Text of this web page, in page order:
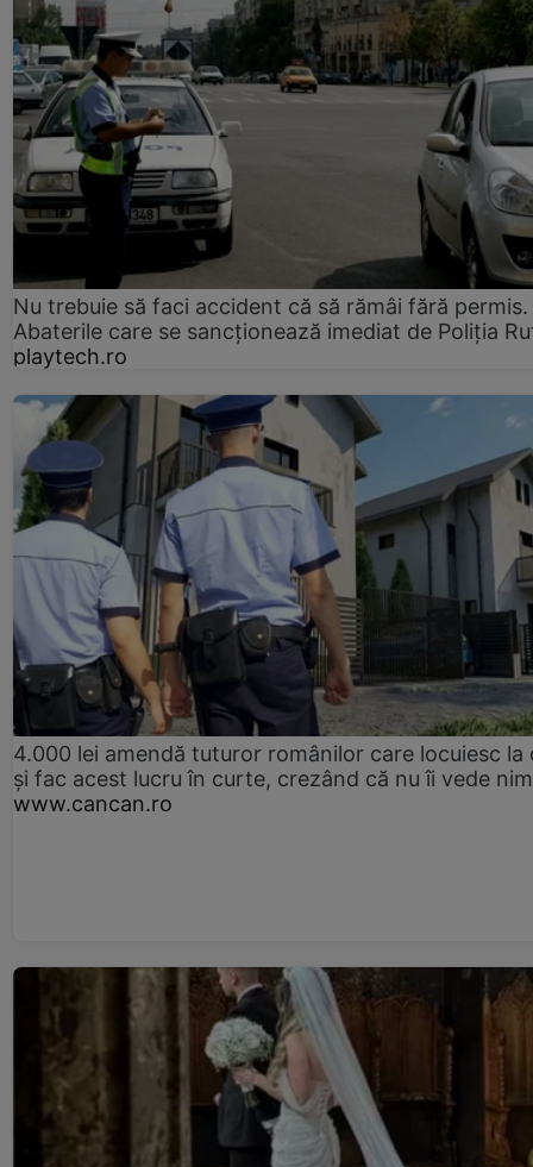
Nu trebuie să faci accident că să rămâi fără permis.
Abaterile care se sancționează imediat de Poliţia
playtech.ro
4.000 lei amendă tuturor românilor care locuiesc la
și fac acest lucru în curte, crezând că nu îi vede
www.cancan.ro